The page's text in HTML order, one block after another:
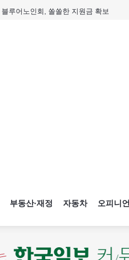
블루어노인회, 쏠쏠한 지원금 확보
부동산·재정 자동차 오피니언